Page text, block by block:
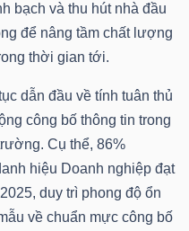
bạch và thu hút nhà đầu
để nâng tầm chất lượng
thời gian tới.
dẫn đầu về tính tuân thủ
công bố thông tin trong
Cụ thể, 86%
hiệu Doanh nghiệp đạt
duy trì phong độ ổn
về chuẩn mực công bố